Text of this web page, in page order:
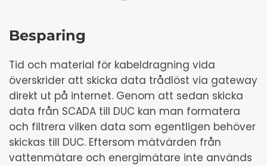
Besparing
Tid och material för kabeldragning vida
överskrider att skicka data trådlöst via gateway
direkt ut på internet. Genom att sedan skicka
data från SCADA till DUC kan man formatera
och filtrera vilken data som egentligen behöver
skickas till DUC. Eftersom mätvärden från
vattenmätare och energimätare inte används